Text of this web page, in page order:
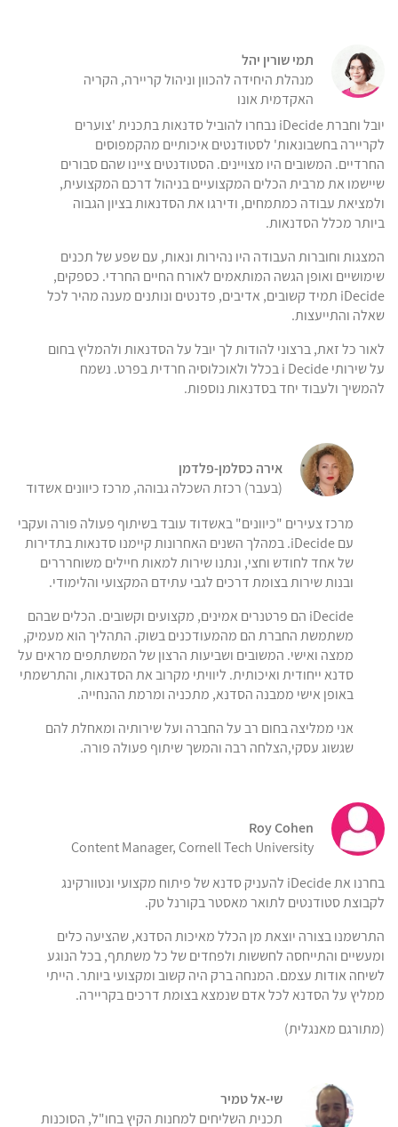
תמי שורין יהל
מנהלת היחידה להכוון וניהול קריירה, הקריה
האקדמית אונו
יובל וחברת iDecide נבחרו להוביל סדנאות בתכנית 'צוערים
לקריירה בחשבונאות' לסטודנטים איכותיים מהקמפוסים
החרדיים. המשובים היו מצויינים. הסטודנטים ציינו שהם סבורים
שיישמו את מרבית הכלים המקצועיים בניהול דרכם המקצועית,
ולמציאת עבודה כמתמחים, ודירגו את הסדנאות בציון הגבוה
ביותר מכלל הסדנאות.
המצגות וחוברות העבודה היו נהירות ונאות, עם שפע של תכנים
שימושיים ואופן הגשה המותאמים לאורח החיים החרדי. כספקים,
iDecide תמיד קשובים, אדיבים, פדנטים ונותנים מענה מהיר לכל
שאלה והתייעצות.
לאור כל זאת, ברצוני להודות לך יובל על הסדנאות ולהמליץ בחום
על שירותי i Decide בכלל ולאוכלוסיה חרדית בפרט. נשמח
להמשיך ולעבוד יחד בסדנאות נוספות.
אירה כסלמן-פלדמן
(בעבר) רכזת השכלה גבוהה, מרכז כיוונים אשדוד
מרכז צעירים "כיוונים" באשדוד עובד בשיתוף פעולה פורה ועקבי
עם iDecide. במהלך השנים האחרונות קיימנו סדנאות בתדירות
של אחד לחודש וחצי, ונתנו שירות למאות חיילים משוחרררים
ובנות שירות בצומת דרכים לגבי עתידם המקצועי והלימודי.
iDecide הם פרטנרים אמינים, מקצועים וקשובים. הכלים שבהם
משתמשת החברת הם מהמעודכנים בשוק. התהליך הוא מעמיק,
ממצה ואישי. המשובים ושביעות הרצון של המשתתפים מראים על
סדנא ייחודית ואיכותית. ליוויתי מקרוב את הסדנאות, והתרשמתי
באופן אישי ממבנה הסדנא, מתכניה ומרמת ההנחייה.
אני ממליצה בחום רב על החברה ועל שירותיה ומאחלת להם
שגשוג עסקי,הצלחה רבה והמשך שיתוף פעולה פורה.
Roy Cohen
Content Manager, Cornell Tech University
בחרנו את iDecide להעניק סדנא של פיתוח מקצועי ונטוורקינג
לקבוצת סטודנטים לתואר מאסטר בקורנל טק.
התרשמנו בצורה יוצאת מן הכלל מאיכות הסדנא, שהציעה כלים
ומעשיים והתייחסה לחששות ולפחדים של כל משתתף, בכל הנוגע
לשיחה אודות עצמם. המנחה ברק היה קשוב ומקצועי ביותר. הייתי
ממליץ על הסדנא לכל אדם שנמצא בצומת דרכים בקריירה.
(מתורגם מאנגלית)
שי-אל טמיר
תכנית השליחים למחנות הקיץ בחו"ל, הסוכנות